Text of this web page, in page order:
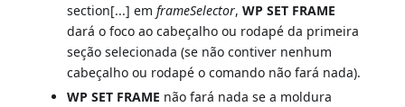
section[...] emframeSelector,WP SET FRAME
dará o foco ao cabeçalho ou rodapé da primeira
seção selecionada (se não contiver nenhum
cabeçalho ou rodapé o comando não fará nada).
WP SET FRAME não fará nada se a moldura